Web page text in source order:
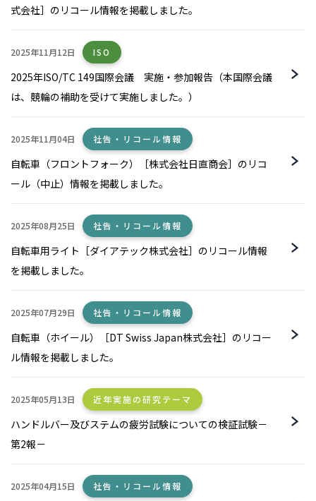
式会社］のリコール情報を掲載しました。
2025年11月12日 ISO
2025年ISO/TC 149国際会議 実施・参加報告（本国際会議
は、競輪の補助を受けて実施しました。）
2025年11月04日 社告・リコール情報
自転車（フロントフォーク）［株式会社日直商会］のリコ
ール（中止）情報を掲載しました。
2025年08月25日 社告・リコール情報
自転車用ライト［ダイアテック株式会社］のリコール情報
を掲載しました。
2025年07月29日 社告・リコール情報
自転車（ホイール）［DT Swiss Japan株式会社］のリコー
ル情報を掲載しました。
2025年05月13日 近年実施の研究テーマ
ハンドルバー及びステムの疲労試験についての検証試験－
第2報－
2025年04月15日 社告・リコール情報